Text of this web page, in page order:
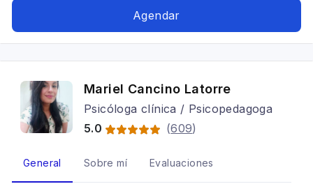
Agendar
Mariel Cancino Latorre
Psicóloga clínica / Psicopedagoga
5.0
(609)
General Sobre mí Evaluaciones